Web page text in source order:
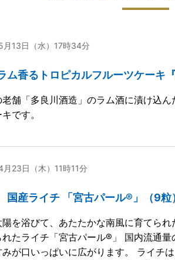
13日（水）17時34分
ム香るトロピカルフルーツケーキ
舗「多良川酒造」のラム酒に漬け込
です。
23日（木）11時11分
産ライチ 「宮古パール®」（9粒
を浴びて、あたたかな南風に育てら
たライチ「宮古パール®」 国内流通
が口いっぱいに広がります。 ライチ